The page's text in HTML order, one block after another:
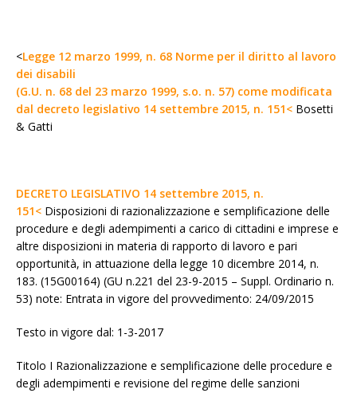
<Legge 12 marzo 1999, n. 68 Norme per il diritto al lavoro
dei disabili
(G.U. n. 68 del 23 marzo 1999, s.o. n. 57) come modificata
dal decreto legislativo 14 settembre 2015, n. 151< Bosetti
& Gatti
DECRETO LEGISLATIVO 14 settembre 2015, n.
151< Disposizioni di razionalizzazione e semplificazione delle
procedure e degli adempimenti a carico di cittadini e imprese e
altre disposizioni in materia di rapporto di lavoro e pari
opportunità, in attuazione della legge 10 dicembre 2014, n.
183. (15G00164) (GU n.221 del 23-9-2015 – Suppl. Ordinario n.
53) note: Entrata in vigore del provvedimento: 24/09/2015
Testo in vigore dal: 1-3-2017
Titolo I Razionalizzazione e semplificazione delle procedure e
degli adempimenti e revisione del regime delle sanzioni